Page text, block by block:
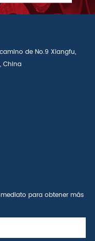
de No.9 Xiangfu,
China
para obtener más